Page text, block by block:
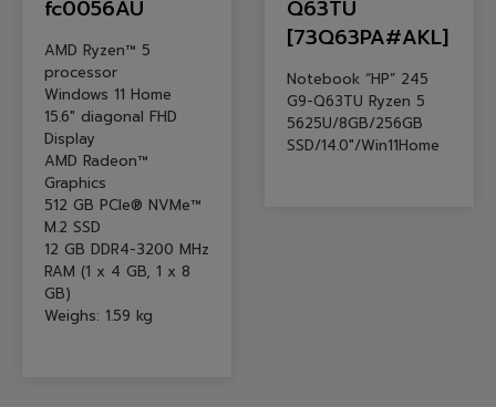
fc0056AU
AMD Ryzen™ 5
processor
Windows 11 Home
15.6″ diagonal FHD
Display
AMD Radeon™
Graphics
512 GB PCIe® NVMe™
M.2 SSD
12 GB DDR4-3200 MHz
RAM (1 x 4 GB, 1 x 8
GB)
Weighs: 1.59 kg
Q63TU
[73Q63PA#AKL]
Notebook “HP” 245
G9-Q63TU Ryzen 5
5625U/8GB/256GB
SSD/14.0″/Win11Home